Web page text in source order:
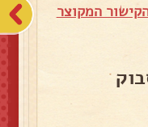
המקוצר